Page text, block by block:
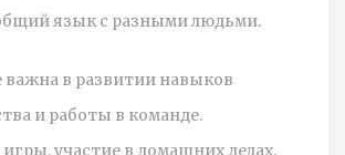
язык с разными людьми.
важна в развитии навыков
и работы в команде.
участие в домашних делах,